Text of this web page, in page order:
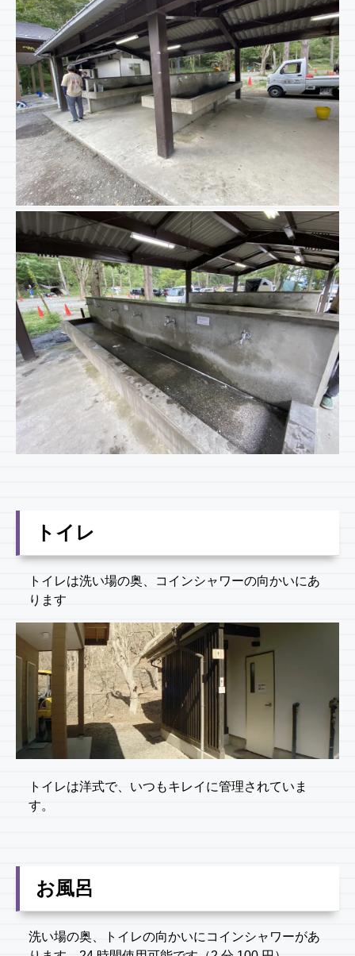
トイレ
トイレは洗い場の奥、コインシャワーの向かいにあ
ります
トイレは洋式で、いつもキレイに管理されていま
す。
お風呂
洗い場の奥、トイレの向かいにコインシャワーがあ